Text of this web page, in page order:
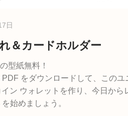
日
＆カードホルダー
型紙無料！
をダウンロードして、このユ
ン ウォレットを作り、今日から
始めましょう。